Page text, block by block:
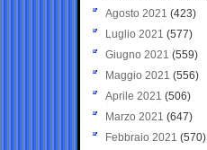
Agosto 2021 (423)
Luglio 2021 (577)
Giugno 2021(559)
Maggio 2021 (556)
Aprile 2021 (506)
Marzo 2021 (647)
Febbraio 2021 (570)